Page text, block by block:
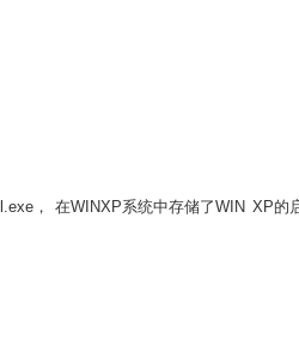
， 在WINXP系统中存储了WIN XP的